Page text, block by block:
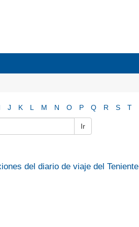
J K L M N O P Q R S T
Ir
del diario de viaje del